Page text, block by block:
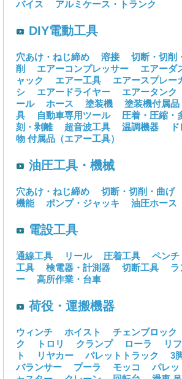
バイス
アルミケース・トランク
DIY電動工具
穴あけ・ねじ締め 溶接 切断・切削
削
エアーコンプレッサー エアーダ
ャック
エアー工具 エアースプレー
シ
エアードライヤー エアータンク
ール
ホース 塗装機 塗装機付属品
具
自動車専用ツール 圧着・圧縮・
刻・剥離
超音波工具 温調機器
物 付属品（エアー工具）
油圧工具・機械
穴あけ・ねじ締め 切断・切削・曲げ
機能
ポンプ・ジャッキ 油圧ホース
電設工具
通線工具 リール 圧着工具 ペンチ
工具
検電器・計測器 切断工具
ラ
ー
高所作業・台車
荷役・運搬機器
ウィンチ ホイスト チェンブロック
ク
トロリ クランプ ローラ リ
ト
リヤカー パレットトラック
3
バランサー
プーラ モッコ パレッ